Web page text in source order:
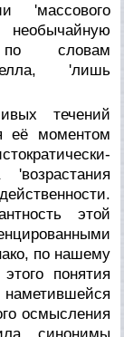
'массового
по словам
'лишь
течений
её моментом
этой
по нашему
понятия
осмысления